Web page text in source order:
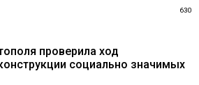
630
проверила ход
социально значимых